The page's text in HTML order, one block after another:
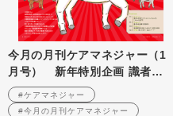
今月の月刊ケアマネジャー（1
月号） 新年特別企画 識者が
語るケアマネジメントのこれか
ら
#ケアマネジャー
#今月の月刊ケアマネジャー